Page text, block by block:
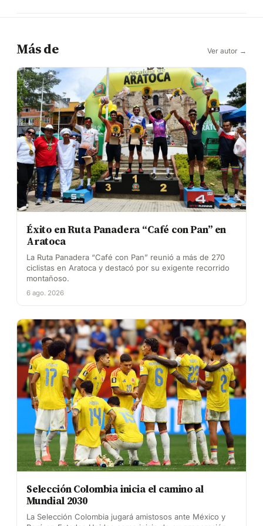
Más de Ver autor →
Éxito en Ruta Panadera “Café con Pan” en
Aratoca
La Ruta Panadera “Café con Pan” reunió a más de 270
ciclistas en Aratoca y destacó por su exigente recorrido
montañoso.
6 ago. 2026
Selección Colombia inicia el camino al
Mundial 2030
La Selección Colombia jugará amistosos ante México y